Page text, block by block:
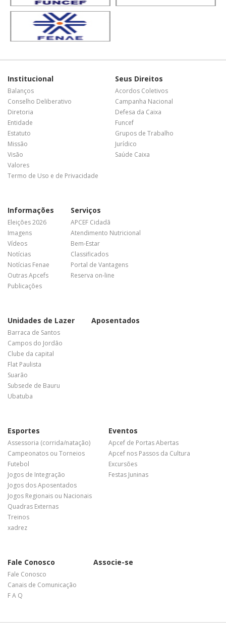
Institucional
Balanços
Conselho Deliberativo
Diretoria
Entidade
Estatuto
Missão
Visão
Valores
Termo de Uso e de Privacidade
Seus Direitos
Acordos Coletivos
Campanha Nacional
Defesa da Caixa
Funcef
Grupos de Trabalho
Jurídico
Saúde Caixa
Informações
Eleições 2026
Imagens
Vídeos
Notícias
Notícias Fenae
Outras Apcefs
Publicações
Serviços
APCEF Cidadã
Atendimento Nutricional
Bem-Estar
Classificados
Portal de Vantagens
Reserva on-line
Unidades de Lazer
Barraca de Santos
Campos do Jordão
Clube da capital
Flat Paulista
Suarão
Subsede de Bauru
Ubatuba
Aposentados
Esportes
Assessoria (corrida/natação)
Campeonatos ou Torneios
Futebol
Jogos de Integração
Jogos dos Aposentados
Jogos Regionais ou Nacionais
Quadras Externas
Treinos
xadrez
Eventos
Apcef de Portas Abertas
Apcef nos Passos da Cultura
Excursões
Festas Juninas
Fale Conosco
Fale Conosco
Canais de Comunicação
F A Q
Associe-se